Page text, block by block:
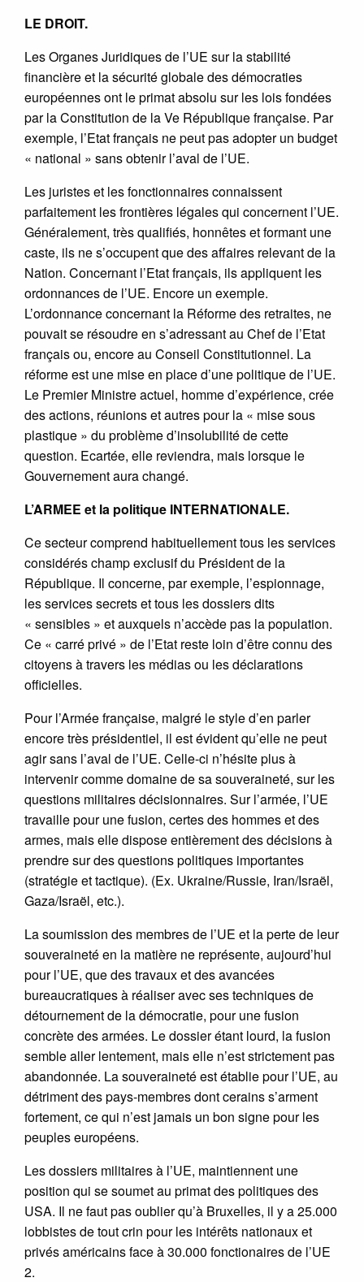
LE DROIT.
Les Organes Juridiques de l’UE sur la stabilité
financière et la sécurité globale des démocraties
européennes ont le primat absolu sur les lois fondées
par la Constitution de la Ve République française. Par
exemple, l’Etat français ne peut pas adopter un budget
« national » sans obtenir l’aval de l’UE.
Les juristes et les fonctionnaires connaissent
parfaitement les frontières légales qui concernent l’UE.
Généralement, très qualifiés, honnêtes et formant une
caste, ils ne s’occupent que des affaires relevant de la
Nation. Concernant l’Etat français, ils appliquent les
ordonnances de l’UE. Encore un exemple.
L’ordonnance concernant la Réforme des retraites, ne
pouvait se résoudre en s’adressant au Chef de l’Etat
français ou, encore au Conseil Constitutionnel. La
réforme est une mise en place d’une politique de l’UE.
Le Premier Ministre actuel, homme d’expérience, crée
des actions, réunions et autres pour la « mise sous
plastique » du problème d’insolubilité de cette
question. Ecartée, elle reviendra, mais lorsque le
Gouvernement aura changé.
L’ARMEE et la politique INTERNATIONALE.
Ce secteur comprend habituellement tous les services
considérés champ exclusif du Président de la
République. Il concerne, par exemple, l’espionnage,
les services secrets et tous les dossiers dits
« sensibles » et auxquels n’accède pas la population.
Ce « carré privé » de l’Etat reste loin d’être connu des
citoyens à travers les médias ou les déclarations
officielles.
Pour l’Armée française, malgré le style d’en parler
encore très présidentiel, il est évident qu’elle ne peut
agir sans l’aval de l’UE. Celle-ci n’hésite plus à
intervenir comme domaine de sa souveraineté, sur les
questions militaires décisionnaires. Sur l’armée, l’UE
travaille pour une fusion, certes des hommes et des
armes, mais elle dispose entièrement des décisions à
prendre sur des questions politiques importantes
(stratégie et tactique). (Ex. Ukraine/Russie, Iran/Israël,
Gaza/Israël, etc.).
La soumission des membres de l’UE et la perte de leur
souveraineté en la matière ne représente, aujourd’hui
pour l’UE, que des travaux et des avancées
bureaucratiques à réaliser avec ses techniques de
détournement de la démocratie, pour une fusion
concrète des armées. Le dossier étant lourd, la fusion
semble aller lentement, mais elle n’est strictement pas
abandonnée. La souveraineté est établie pour l’UE, au
détriment des pays-membres dont cerains s’arment
fortement, ce qui n’est jamais un bon signe pour les
peuples européens.
Les dossiers militaires à l’UE, maintiennent une
position qui se soumet au primat des politiques des
USA. Il ne faut pas oublier qu’à Bruxelles, il y a 25.000
lobbistes de tout crin pour les intérêts nationaux et
privés américains face à 30.000 fonctionaires de l’UE
2.